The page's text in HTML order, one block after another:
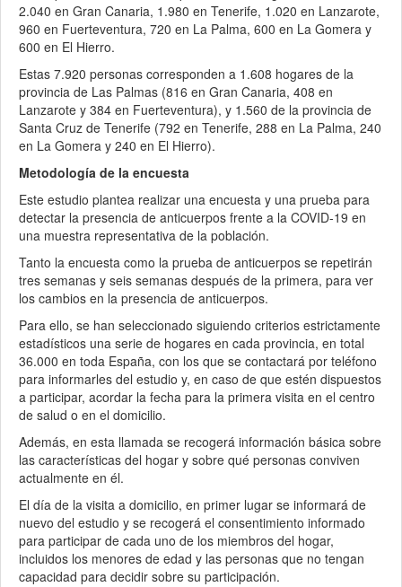
2.040 en Gran Canaria, 1.980 en Tenerife, 1.020 en Lanzarote,
960 en Fuerteventura, 720 en La Palma, 600 en La Gomera y
600 en El Hierro.
Estas 7.920 personas corresponden a 1.608 hogares de la
provincia de Las Palmas (816 en Gran Canaria, 408 en
Lanzarote y 384 en Fuerteventura), y 1.560 de la provincia de
Santa Cruz de Tenerife (792 en Tenerife, 288 en La Palma, 240
en La Gomera y 240 en El Hierro).
Metodología de la encuesta
Este estudio plantea realizar una encuesta y una prueba para
detectar la presencia de anticuerpos frente a la COVID-19 en
una muestra representativa de la población.
Tanto la encuesta como la prueba de anticuerpos se repetirán
tres semanas y seis semanas después de la primera, para ver
los cambios en la presencia de anticuerpos.
Para ello, se han seleccionado siguiendo criterios estrictamente
estadísticos una serie de hogares en cada provincia, en total
36.000 en toda España, con los que se contactará por teléfono
para informarles del estudio y, en caso de que estén dispuestos
a participar, acordar la fecha para la primera visita en el centro
de salud o en el domicilio.
Además, en esta llamada se recogerá información básica sobre
las características del hogar y sobre qué personas conviven
actualmente en él.
El día de la visita a domicilio, en primer lugar se informará de
nuevo del estudio y se recogerá el consentimiento informado
para participar de cada uno de los miembros del hogar,
incluidos los menores de edad y las personas que no tengan
capacidad para decidir sobre su participación.